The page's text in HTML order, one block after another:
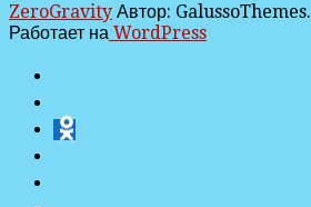
ZeroGravity Автор:
Работает на WordPress